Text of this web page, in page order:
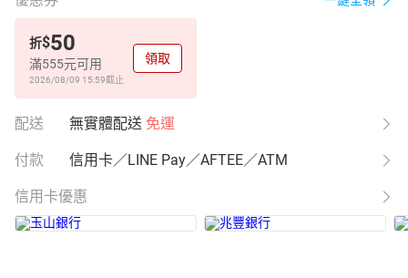
折$50
滿555元可用
2026/08/09 15:59截止
領取
配送 無實體配送 免運
付款 信用卡／LINE Pay／AFTEE／ATM
信用卡優惠